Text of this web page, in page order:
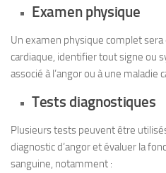
Examen physique
Un examen physique complet
cardiaque, identifier tout signe ou
associé à l’angor ou à une maladie
Tests diagnostiques
Plusieurs tests peuvent être
diagnostic d’angor et évaluer la
sanguine, notamment :